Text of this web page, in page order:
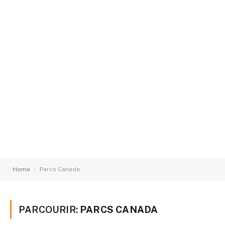
Home - Parcs Canada
PARCOURIR: PARCS CANADA